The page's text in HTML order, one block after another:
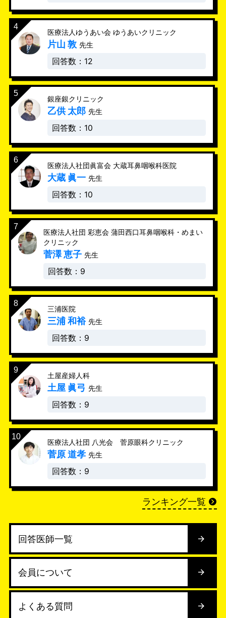
医療法人ゆうあい会 ゆうあいクリニック
片山 敦 先生
回答数：12
銀座銀クリニック
乙供 太郎 先生
回答数：10
医療法人社団眞富会 大蔵耳鼻咽喉科医院
大蔵 眞一 先生
回答数：10
医療法人社団 彩恵会 蒲田西口耳鼻咽喉科・めまい
クリニック
菅澤 恵子 先生
回答数：9
三浦医院
三浦 和裕 先生
回答数：9
土屋産婦人科
土屋 眞弓 先生
回答数：9
医療法人社団 八光会 菅原眼科クリニック
菅原 道孝 先生
回答数：9
ランキング一覧
回答医師一覧
会員について
よくある質問